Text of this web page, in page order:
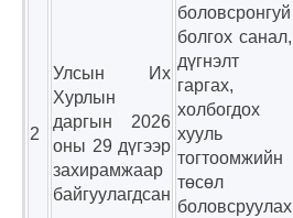
2
Улсын Их
Хурлын
даргын 2026
оны 29 дүгээр
захирамжаар
байгуулагдсан
боловсронгуй
болгох санал,
дүгнэлт
гаргах,
холбогдох
хууль
тогтоомжийн
төсөл
боловсруулах